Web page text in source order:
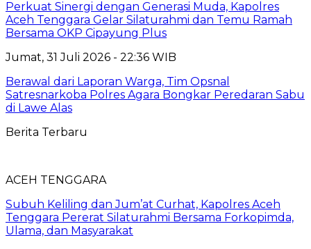
Perkuat Sinergi dengan Generasi Muda, Kapolres
Aceh Tenggara Gelar Silaturahmi dan Temu Ramah
Bersama OKP Cipayung Plus
Jumat, 31 Juli 2026 - 22:36 WIB
Berawal dari Laporan Warga, Tim Opsnal
Satresnarkoba Polres Agara Bongkar Peredaran Sabu
di Lawe Alas
Berita Terbaru
ACEH TENGGARA
Subuh Keliling dan Jum’at Curhat, Kapolres Aceh
Tenggara Pererat Silaturahmi Bersama Forkopimda,
Ulama, dan Masyarakat